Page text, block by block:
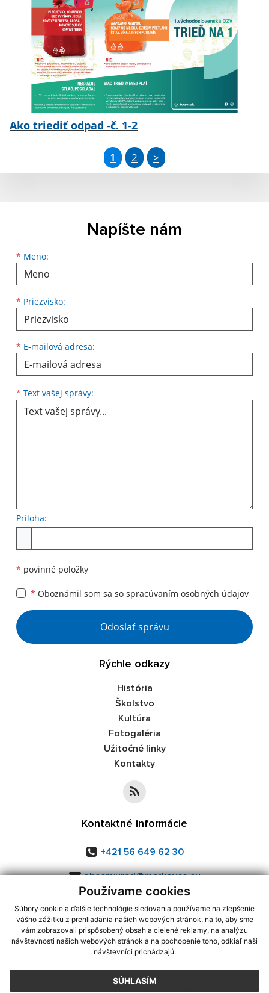
Používame cookies
Súbory cookie a ďalšie technológie sledovania používame na zlepšenie
vášho zážitku z prehliadania našich webových stránok, na to, aby sme
vám zobrazovali prispôsobený obsah a cielené reklamy, na analýzu
návštevnosti našich webových stránok a na pochopenie toho, odkiaľ naši
návštevníci prichádzajú.
SÚHLASÍM
Ako triediť odpad -č. 1-2
1 2 >
Napíšte nám
* Meno:
* Priezvisko:
* E-mailová adresa:
* Text vašej správy:
Príloha:
* povinné položky
* Oboznámil som sa so spracúvaním osobných údajov
Odoslať správu
Rýchle odkazy
História
Školstvo
Kultúra
Fotogaléria
Užitočné linky
Kontakty
Kontaktné informácie
+421 56 649 62 30
obecnyurad@markovce.eu
využite možnosť získavania aktuálnych informácií s využitím RSS
CMS systém (redakčný) systém ECHELON 2,Mapa stránok,web portál
webex.digital, s.r.o.,domény,registrácia domény